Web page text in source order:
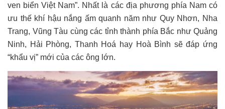
ven biển Việt Nam”. Nhất là các địa phương phía Nam có
ưu thế khí hậu nắng ấm quanh năm như Quy Nhơn, Nha
Trang, Vũng Tàu cùng các tỉnh thành phía Bắc như Quảng
Ninh, Hải Phòng, Thanh Hoá hay Hoà Bình sẽ đáp ứng
“khẩu vị” mới của các ông lớn.